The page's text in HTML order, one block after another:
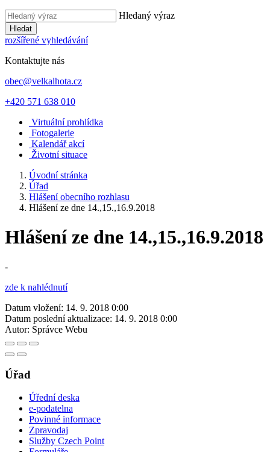
Hledaný výraz
Hledat
rozšířené vyhledávání
Kontaktujte nás
obec@velkalhota.cz
+420 571 638 010
Virtuální prohlídka
Fotogalerie
Kalendář akcí
Životní situace
Úvodní stránka
Úřad
Hlášení obecního rozhlasu
Hlášení ze dne 14.,15.,16.9.2018
Hlášení ze dne 14.,15.,16.9.2018
-
zde k nahlédnutí
Datum vložení: 14. 9. 2018 0:00
Datum poslední aktualizace: 14. 9. 2018 0:00
Autor: Správce Webu
Úřad
Úřední deska
e-podatelna
Povinné informace
Zpravodaj
Služby Czech Point